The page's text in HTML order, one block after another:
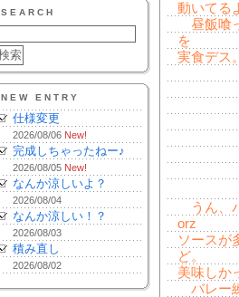
SEARCH
NEW ENTRY
仕様変更
2026/08/06 New!
完成しちゃったねー♪
2026/08/05 New!
なんか涼しいよ？
2026/08/04
なんか涼しい！？
2026/08/03
積み直し
2026/08/02
動いてる
昼飯喰
を
実食デス
うん、
orz
ソースが
ど。
美味しか
バレー